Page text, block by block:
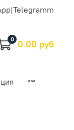
0 0.00 руб